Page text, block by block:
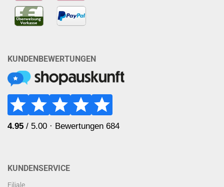
KUNDENBEWERTUNGEN
KUNDENSERVICE
Filiale